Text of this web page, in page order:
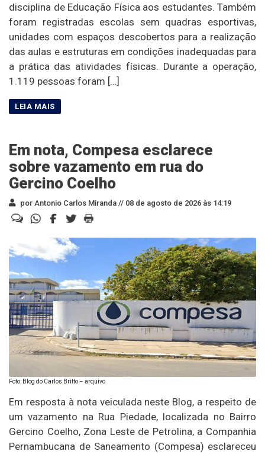
disciplina de Educação Física aos estudantes. Também
foram registradas escolas sem quadras esportivas,
unidades com espaços descobertos para a realização
das aulas e estruturas em condições inadequadas para
a prática das atividades físicas. Durante a operação,
1.119 pessoas foram […]
Em nota, Compesa esclarece
sobre vazamento em rua do
Gercino Coelho
por Antonio Carlos Miranda // 08 de agosto de 2026 às 14:19
Foto: Blog do Carlos Britto – arquivo
Em resposta à nota veiculada neste Blog, a respeito de
um vazamento na Rua Piedade, localizada no Bairro
Gercino Coelho, Zona Leste de Petrolina, a Companhia
Pernambucana de Saneamento (Compesa) esclareceu